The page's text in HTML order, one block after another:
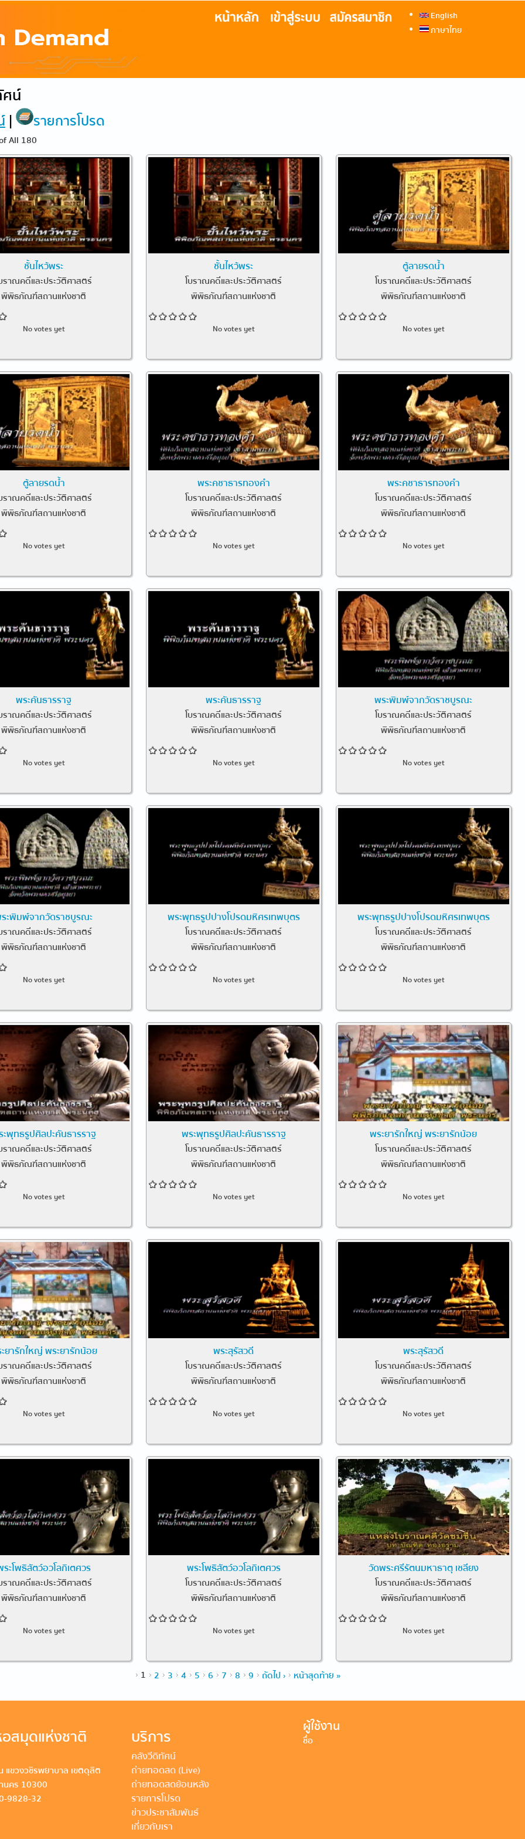
English
ภาษาไทย
น์
| รายการโปรด
All 180
ชั้นไหว้พระ
ราณคดีและประวัติศาสตร์
พิพิธภัณฑ์สถานแห่งชาติ
No votes yet
ชั้นไหว้พระ
โบราณคดีและประวัติศาสตร์
พิพิธภัณฑ์สถานแห่งชาติ
No votes yet
ตู้ลายรดน้ำ
โบราณคดีและประวัติศาสตร์
พิพิธภัณฑ์สถานแห่งชาติ
No votes yet
ตู้ลายรดน้ำ
ราณคดีและประวัติศาสตร์
พิพิธภัณฑ์สถานแห่งชาติ
No votes yet
พระคชาธารทองคำ
โบราณคดีและประวัติศาสตร์
พิพิธภัณฑ์สถานแห่งชาติ
No votes yet
พระคชาธารทองคำ
โบราณคดีและประวัติศาสตร์
พิพิธภัณฑ์สถานแห่งชาติ
No votes yet
พระคันธารราฐ
ราณคดีและประวัติศาสตร์
พิพิธภัณฑ์สถานแห่งชาติ
No votes yet
พระคันธารราฐ
โบราณคดีและประวัติศาสตร์
พิพิธภัณฑ์สถานแห่งชาติ
No votes yet
พระพิมพ์จากวัดราชบูรณะ
โบราณคดีและประวัติศาสตร์
พิพิธภัณฑ์สถานแห่งชาติ
No votes yet
ะพิมพ์จากวัดราชบูรณะ
ราณคดีและประวัติศาสตร์
พิพิธภัณฑ์สถานแห่งชาติ
No votes yet
พระพุทธรูปปางโปรดมหิศรเทพบุตร
โบราณคดีและประวัติศาสตร์
พิพิธภัณฑ์สถานแห่งชาติ
No votes yet
พระพุทธรูปปางโปรดมหิศรเทพบุตร
โบราณคดีและประวัติศาสตร์
พิพิธภัณฑ์สถานแห่งชาติ
No votes yet
พุทธรูปศิลปะคันธารราฐ
ราณคดีและประวัติศาสตร์
พิพิธภัณฑ์สถานแห่งชาติ
No votes yet
พระพุทธรูปศิลปะคันธารราฐ
โบราณคดีและประวัติศาสตร์
พิพิธภัณฑ์สถานแห่งชาติ
No votes yet
พระยารักใหญ่ พระยารักน้อย
โบราณคดีและประวัติศาสตร์
พิพิธภัณฑ์สถานแห่งชาติ
No votes yet
ยารักใหญ่ พระยารักน้อย
ราณคดีและประวัติศาสตร์
พิพิธภัณฑ์สถานแห่งชาติ
No votes yet
พระสุรัสวดี
โบราณคดีและประวัติศาสตร์
พิพิธภัณฑ์สถานแห่งชาติ
No votes yet
พระสุรัสวดี
โบราณคดีและประวัติศาสตร์
พิพิธภัณฑ์สถานแห่งชาติ
No votes yet
ะโพธิสัตว์อวโลกิเตศวร
ราณคดีและประวัติศาสตร์
พิพิธภัณฑ์สถานแห่งชาติ
No votes yet
พระโพธิสัตว์อวโลกิเตศวร
โบราณคดีและประวัติศาสตร์
พิพิธภัณฑ์สถานแห่งชาติ
No votes yet
วัดพระศรีรัตนมหาธาตุ เชลียง
โบราณคดีและประวัติศาสตร์
พิพิธภัณฑ์สถานแห่งชาติ
No votes yet
1 2 3 4 5 6 7 8 9 ถัดไป › หน้าสุดท้าย »
สมุดแห่งชาติ
แขวงวชิรพยาบาล เขตดุสิต
นคร 10300
9828-32
บริการ
คลังวีดิทัศน์
ถ่ายทอดสด (Live)
ถ่ายทอดสดย้อนหลัง
รายการโปรด
ข่าวประชาสัมพันธ์
เกี่ยวกับเรา
ผู้ใช้งาน
ชื่อ